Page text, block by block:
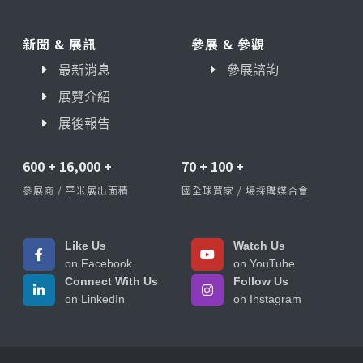
新聞 & 展訊
最新消息
展覽介紹
展後報告
參展 & 參觀
參展諮詢
600 + 16,000 +
參展商 / 平米展出面積
70 + 100 +
國全球買家 / 場採購媒合會
Like Us
on Facebook
Watch Us
on YouTube
Connect With Us
on LinkedIn
Follow Us
on Instagram